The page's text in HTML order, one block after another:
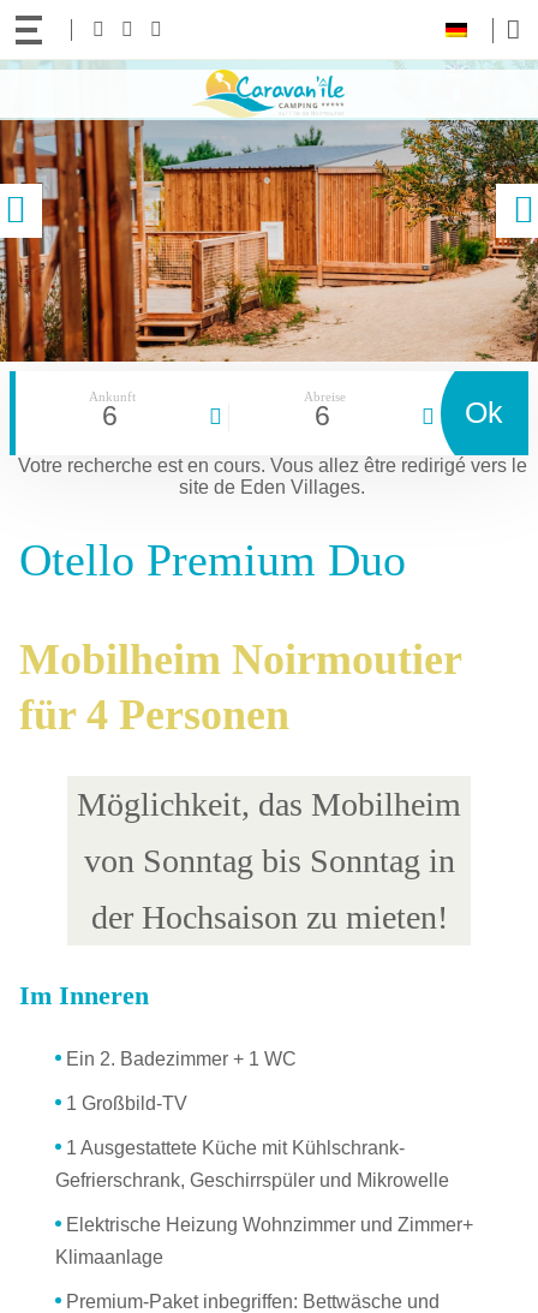
Folgen
uns!
Facebook
Instagram
Sprache:
Zum
gehen
vorige
Ankunft
6
Abreise
6 Ok
Votre recherche est en cours. Vous allez être redirigé vers le
site de Eden Villages.
Otello Premium Duo
Mobilheim Noirmoutier
für 4 Personen
Möglichkeit, das Mobilheim
von Sonntag bis Sonntag in
der Hochsaison zu mieten!
Im Inneren
Ein 2. Badezimmer + 1 WC
1 Großbild-TV
1 Ausgestattete Küche mit Kühlschrank-
Gefrierschrank, Geschirrspüler und Mikrowelle
Elektrische Heizung Wohnzimmer und Zimmer+
Klimaanlage
Premium-Paket inbegriffen: Bettwäsche und